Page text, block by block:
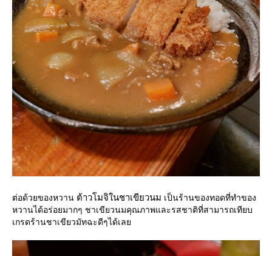
ต่อด้วยของหวาน ต้าวโมจิในชาเขียวนม เป็นร้านของทอดที่ทำของ
หวานได้อร่อยมากๆ ชาเขียวนมคุณภาพและรสชาติที่สามารถเทียบ
เกรดร้านชาเขียวมัทฉะดีๆได้เล